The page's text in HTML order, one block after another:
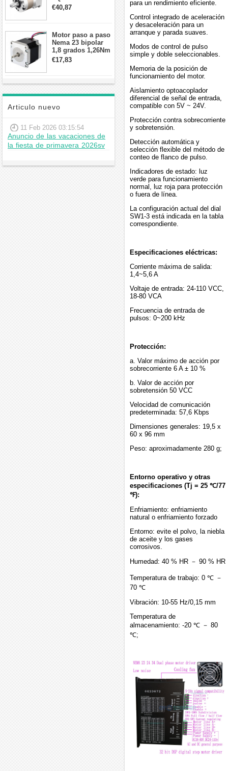
contragolpe 15
arcmin para motor
€40,87
Motor paso a paso
Nema 23 bipolar
1,8 grados 1,26Nm
2,8A 2,5V
57x57x56mm 4
€17,83
Articulo nuevo
11 Feb 2026 03:15:54
Anuncio de las vacaciones de
la fiesta de primavera 2026sv
para un rendimiento eficiente.
Control integrado de aceleración
y desaceleración para un
arranque y parada suaves.
Modos de control de pulso
simple y doble seleccionables.
Memoria de la posición de
funcionamiento del motor.
Aislamiento optoacoplador
diferencial de señal de entrada,
compatible con 5V ~ 24V.
Protección contra sobrecorriente
y sobretensión.
Detección automática y
selección flexible del método de
conteo de flanco de pulso.
Indicadores de estado: luz
verde para funcionamiento
normal, luz roja para protección
o fuera de línea.
La configuración actual del dial
SW1-3 está indicada en la tabla
correspondiente.
Especificaciones eléctricas:
Corriente máxima de salida:
1,4~5,6 A
Voltaje de entrada: 24-110 VCC,
18-80 VCA
Frecuencia de entrada de
pulsos: 0~200 kHz
Protección:
a. Valor máximo de acción por
sobrecorriente 6 A ± 10 %
b. Valor de acción por
sobretensión 50 VCC
Velocidad de comunicación
predeterminada: 57,6 Kbps
Dimensiones generales: 19,5 x
60 x 96 mm
Peso: aproximadamente 280 g;
Entorno operativo y otras
especificaciones (Tj = 25 ℃/77
℉):
Enfriamiento: enfriamiento
natural o enfriamiento forzado
Entorno: evite el polvo, la niebla
de aceite y los gases
corrosivos.
Humedad: 40 % HR － 90 % HR
Temperatura de trabajo: 0 ℃ －
70 ℃
Vibración: 10-55 Hz/0,15 mm
Temperatura de
almacenamiento: -20 ℃ － 80
℃;